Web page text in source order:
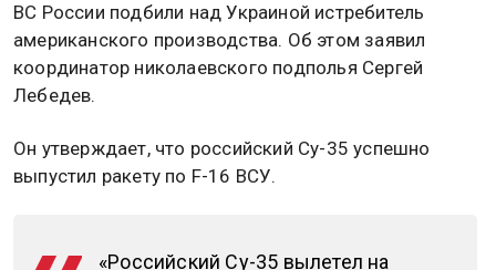
ВС России подбили над Украиной истребитель
американского производства. Об этом заявил
координатор николаевского подполья Сергей
Лебедев.
Он утверждает, что российский Су-35 успешно
выпустил ракету по F-16 ВСУ.
«Российский Су-35 вылетел на